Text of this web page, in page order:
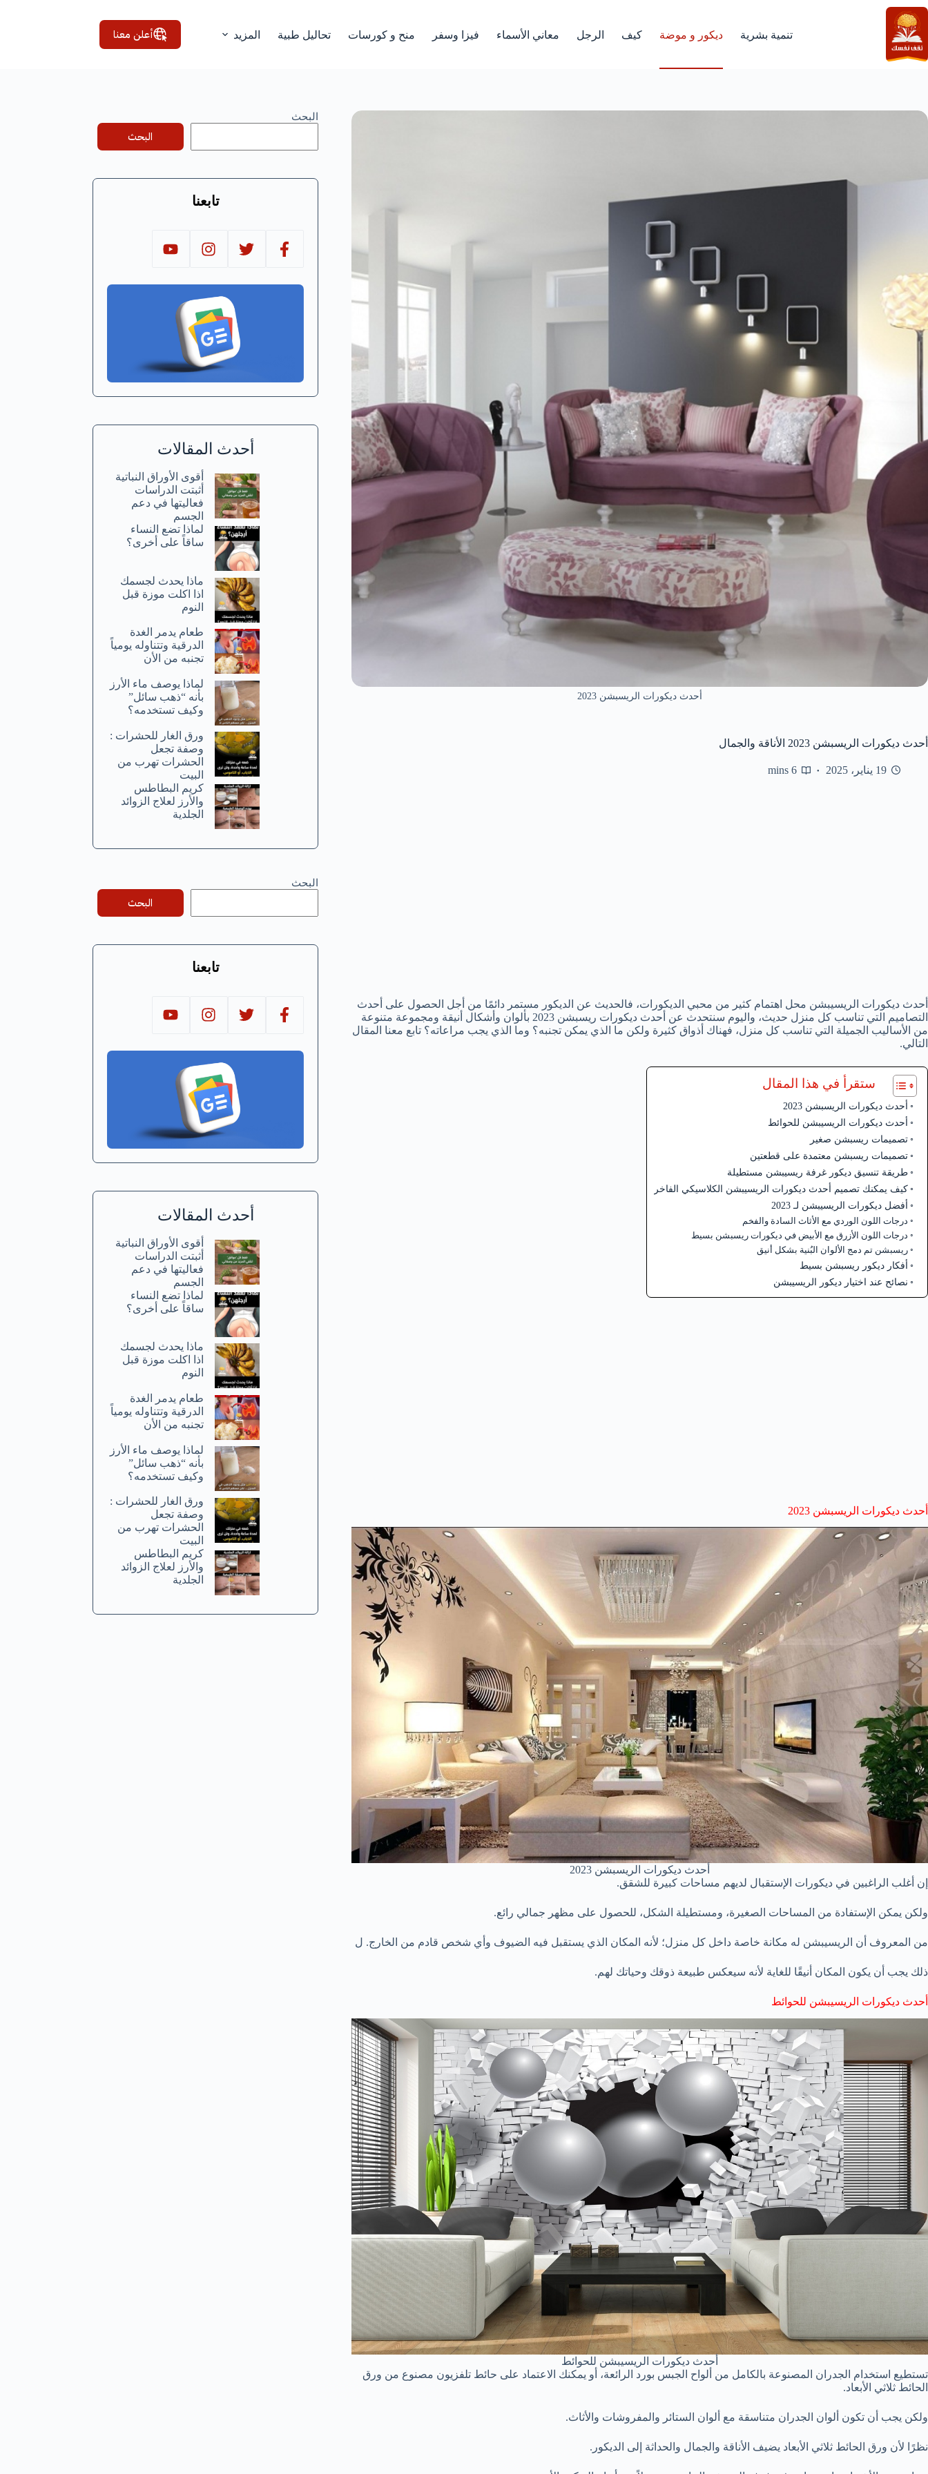
التجاوز
إلى
المحتوى
تنمية بشرية ديكور و موضة كيف الرجل معاني الأسماء فيزا وسفر منح و كورسات تحاليل طبية المزيد أعلن معنا
أحدث ديكورات الريسبشن 2023
أحدث ديكورات الريسبشن 2023 الأناقة والجمال
19 يناير، 2025 6 mins
أحدث ديكورات الريسيبشن محل اهتمام كثير من محبي الديكورات، فالحديث عن الديكور مستمر دائمًا من أجل الحصول على أحدث
التصاميم التي تناسب كل منزل حديث، واليوم سنتحدث عن أحدث ديكورات ريسبشن 2023 بألوان وأشكال أنيقة ومجموعة متنوعة
من الأساليب الجميلة التي تناسب كل منزل، فهناك أذواق كثيرة ولكن ما الذي يمكن تجنبه؟ وما الذي يجب مراعاته؟ تابع معنا المقال
التالي.
ستقرأ في هذا المقال
أحدث ديكورات الريسبشن 2023
أحدث ديكورات الريسيبشن للحوائط
تصميمات ريسبشن صغير
تصميمات ريسبشن معتمدة على قطعتين
طريقة تنسيق ديكور غرفة ريسيبشن مستطيلة
كيف يمكنك تصميم أحدث ديكورات الريسيبشن الكلاسيكي الفاخر
أفضل ديكورات الريسيبشن لـ 2023
درجات اللون الوردي مع الأثاث السادة والفخم
درجات اللون الأزرق مع الأبيض في ديكورات ريسبشن بسيط
ريسبشن تم دمج الألوان البُنية بشكل أنيق
أفكار ديكور ريسبشن بسيط
نصائح عند اختيار ديكور الريسيبشن
أحدث ديكورات الريسبشن 2023
أحدث ديكورات الريسبشن 2023
إن أغلب الراغبين في ديكورات الإستقبال لديهم مساحات كبيرة للشقق.
ولكن يمكن الإستفادة من المساحات الصغيرة، ومستطيلة الشكل، للحصول على مظهر جمالي رائع.
من المعروف أن الريسيبشن له مكانة خاصة داخل كل منزل؛ لأنه المكان الذي يستقبل فيه الضيوف وأي شخص قادم من الخارج. ل
ذلك يجب أن يكون المكان أنيقًا للغاية لأنه سيعكس طبيعة ذوقك وحياتك لهم.
أحدث ديكورات الريسيبشن للحوائط
أحدث ديكورات الريسيبشن للحوائط
تستطيع استخدام الجدران المصنوعة بالكامل من ألواح الجبس بورد الرائعة، أو يمكنك الاعتماد على حائط تلفزيون مصنوع من ورق
الحائط ثلاثي الأبعاد.
ولكن يجب أن تكون ألوان الجدران متناسقة مع ألوان الستائر والمفروشات والأثاث.
نظرًا لأن ورق الحائط ثلاثي الأبعاد يضيف الأناقة والجمال والحداثة إلى الديكور.
البحث
البحث
تابعنا
أحدث المقالات
أقوى الأوراق النباتية
أثبتت الدراسات
فعاليتها في دعم
الجسم
لماذا تضع النساء
ساقاً على أخرى؟
ماذا يحدث لجسمك
اذا اكلت موزة قبل
النوم
طعام يدمر الغدة
الدرقية وتتناوله يومياً
تجنبه من الأن
لماذا يوصف ماء الأرز
بأنه “ذهب سائل”
وكيف تستخدمه؟
ورق الغار للحشرات :
وصفة تجعل
الحشرات تهرب من
البيت
كريم البطاطس
والأرز لعلاج الزوائد
الجلدية
البحث
البحث
تابعنا
أحدث المقالات
أقوى الأوراق النباتية
أثبتت الدراسات
فعاليتها في دعم
الجسم
لماذا تضع النساء
ساقاً على أخرى؟
ماذا يحدث لجسمك
اذا اكلت موزة قبل
النوم
طعام يدمر الغدة
الدرقية وتتناوله يومياً
تجنبه من الأن
لماذا يوصف ماء الأرز
بأنه “ذهب سائل”
وكيف تستخدمه؟
ورق الغار للحشرات :
وصفة تجعل
الحشرات تهرب من
البيت
كريم البطاطس
والأرز لعلاج الزوائد
الجلدية